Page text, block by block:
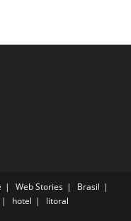
Web Stories
Brasil
hotel litoral